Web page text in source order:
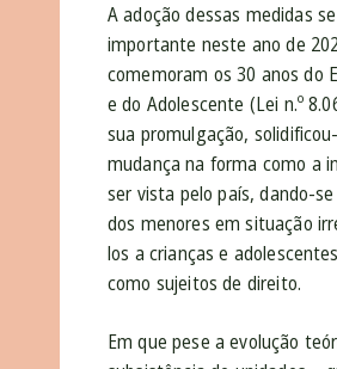
A adoção dessas medidas
importante neste ano de
comemoram os 30 anos do
e do Adolescente (Lei n.º
sua promulgação,
mudança na forma como a
ser vista pelo país, dando-
dos menores em situação
los a crianças e
como sujeitos de direito.
Em que pese a evolução